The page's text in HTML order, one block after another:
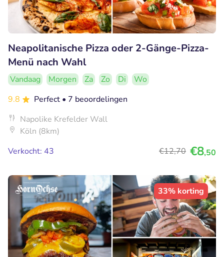
Neapolitanische Pizza oder 2-Gänge-Pizza-
Menü nach Wahl
Vandaag Morgen Za Zo Di
Wo
9.8
Perfect • 7 beoordelingen
Napolike Krefelder Wall
Köln (8km)
Verkocht: 43
€12,70 €8,50
33% korting